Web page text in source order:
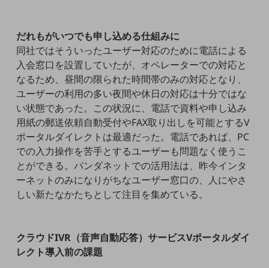
業務効率化
災害対策
職場環境整備
地域共創・地方創生
セキュリティ対策
遠隔監視
顧客体験（CX）改善
自動化・省電化
業種・業態で探すTOP
自治体
だれもがいつでも申し込める仕組みに
同社ではそういったユーザー対応のために電話による
入会窓口を設置していたが、オペレーターでの対応と
なるため、昼間の限られた時間帯のみの対応となり、
ユーザーの利用の多い夜間や休日の対応は十分ではな
い状態であった。この状況に、電話で資料や申し込み
用紙の郵送依頼自動受付やFAX取り出しを可能とするV
ポータルダイレクトは最適だった。電話であれば、PC
での入力操作を苦手とするユーザーも問題なく使うこ
とができる。パンダネットでの活用法は、昨今インタ
ーネットのみになりがちなユーザー窓口の、人にやさ
しい新たなかたちとして注目を集めている。
クラウドIVR（音声自動応答）サービスVポータルダイ
レクト導入前の課題